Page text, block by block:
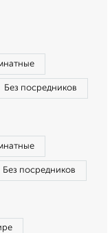
Без посредников
Без посредников